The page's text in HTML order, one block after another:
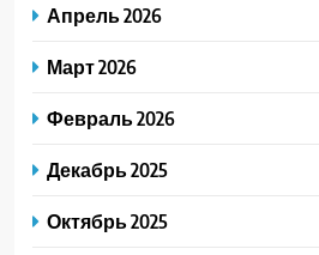
Апрель 2026
Март 2026
Февраль 2026
Декабрь 2025
Октябрь 2025